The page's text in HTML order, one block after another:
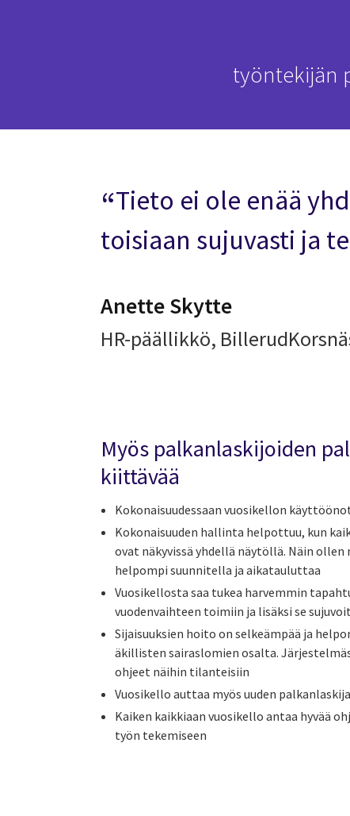
työntekijän
Tieto ei ole enää
toisiaan sujuvasti ja
Anette Skytte
HR-päällikkö,
Myös palkanlaskijoiden
kiittävää
Kokonaisuudessaan vuosikellon
Kokonaisuuden hallinta helpottuu, kun
ovat näkyvissä yhdellä näytöllä. Näin
helpompi suunnitella ja aikatauluttaa
Vuosikellosta saa tukea harvemmin
vuodenvaihteen toimiin ja lisäksi se
Sijaisuuksien hoito on selkeämpää ja
äkillisten sairaslomien osalta.
ohjeet näihin tilanteisiin
Vuosikello auttaa myös uuden
Kaiken kaikkiaan vuosikello antaa hyvää
työn tekemiseen